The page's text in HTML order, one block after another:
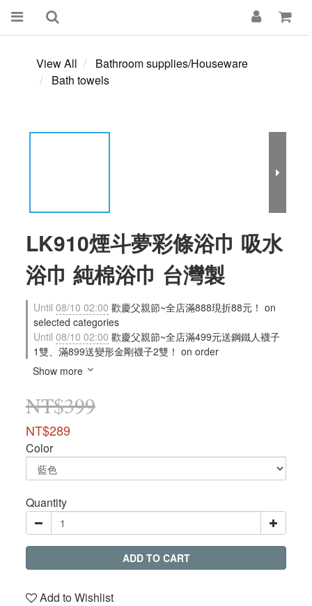
View All
Bathroom supplies/Houseware
Bath towels
LK910煙斗夢彩條浴巾 吸水
浴巾 純棉浴巾 台灣製
Until 08/10 02:00 歡慶父親節~全店滿888現折88元！ on
selected categories
Until 08/10 02:00 歡慶父親節~全店滿499元送鋼鐵人襪子
1雙、滿899送變形金剛襪子2雙！ on order
Show more
NT$399
NT$289
Color
Quantity
ADD TO CART
Add to Wishlist